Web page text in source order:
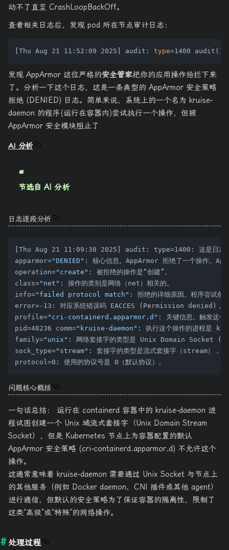
动不了直至 CrashLoopBackOff。
查看相关日志后，发现 pod 所在节点审计日志：
[Thu Aug 21 11:52:09 2025] audit: type=1400
发现 AppArmor 这位严格的安全管家把你的应用操作给拦下来
了。分析一下这个日志，这是一条典型的 AppArmor 安全策略
拒绝 (DENIED) 日志。简单来说，系统上的一个名为 kruise-
daemon 的程序(运行在容器内)尝试执行一个操作，但被
AppArmor 安全模块阻止了
AI 分析
节选自 AI 分析
日志逐段分析
[Thu Aug 21 11:09:38 2025] audit: type=1400: 这是日志的
apparmor="DENIED" : 核心信息。AppArmor 拒绝了一个操作。
operation="create" : 被拒绝的操作是“创建”。
class="net" : 操作的类别是网络（net）相关的。
info="failed protocol match" : 拒绝的详细原因。程序尝试创
error=-13: 对应系统错误码 EACCES (Permission denied)，进
profile="cri-containerd.apparmor.d" : 关键信息。触发这
pid=48236 comm="kruise-daemon" : 执行这个操作的进程是
family="unix" : 网络套接字的类型是 Unix Domain Socket
sock_type="stream" : 套接字的类型是流式套接字（stream），类
问题核心概括
一句话总结： 运行在 containerd 容器中的 kruise-daemon 进
程试图创建一个 Unix 域流式套接字（Unix Domain Stream
Socket），但是 Kubernetes 节点上为容器配置的默认
AppArmor 安全策略 (cri-containerd.apparmor.d) 不允许这个
操作。
这通常意味着 kruise-daemon 需要通过 Unix Socket 与节点上
的其他服务（例如 Docker daemon、CNI 插件或其他 agent）
进行通信，但默认的安全策略为了保证容器的隔离性，限制了
这类“高级”或“特殊”的网络操作。
处理过程